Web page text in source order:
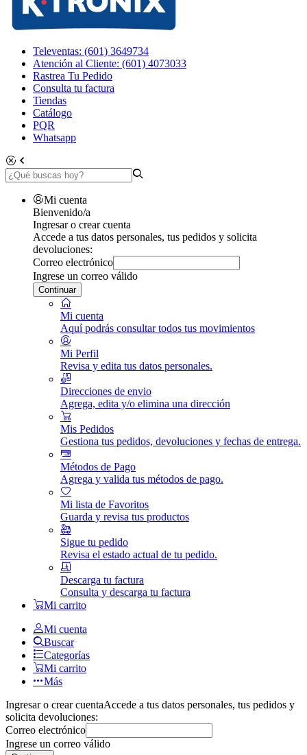
Televentas: (601) 3649734
Atención al Cliente: (601) 4073033
Rastrea Tu Pedido
Consulta tu factura
Tiendas
Catálogo
PQR
Whatsapp
Mi cuenta
Bienvenido/a
Ingresar o crear cuenta
Accede a tus datos personales, tus pedidos y solicita
devoluciones:
Correo electrónico
Ingrese un correo válido
Continuar
Mi cuenta
Aquí podrás consultar todos tus movimientos
Mi Perfil
Revisa y edita tus datos personales.
Direcciones de envio
Agrega, edita y/o elimina una dirección
Mis Pedidos
Gestiona tus pedidos, devoluciones y fechas de entrega.
Métodos de Pago
Agrega y valida tus métodos de pago.
Mi lista de Favoritos
Guarda y revisa tus productos
Sigue tu pedido
Revisa el estado actual de tu pedido.
Descarga tu factura
Consulta y descarga tu factura
Mi carrito
Mi cuenta
Buscar
Categorías
Mi carrito
Más
Ingresar o crear cuentaAccede a tus datos personales, tus pedidos y
solicita devoluciones:
Correo electrónico
Ingrese un correo válido